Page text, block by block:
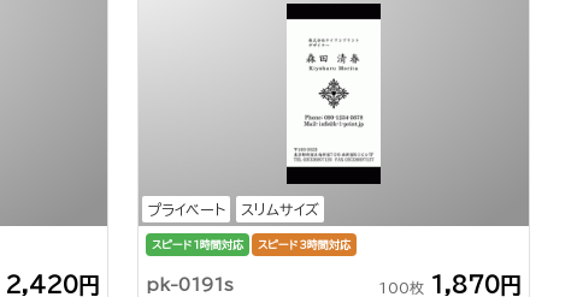
2,420円
プライベート スリムサイズ
スピード1時間対応 スピード3時間対応
pk-0191s 100枚 1,870円